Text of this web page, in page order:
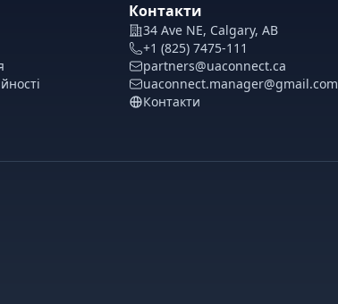
Контакти
34 Ave NE, Calgary, AB
+1 (825) 7475-111
partners@uaconnect.ca
uaconnect.manager@gmail.com
Контакти